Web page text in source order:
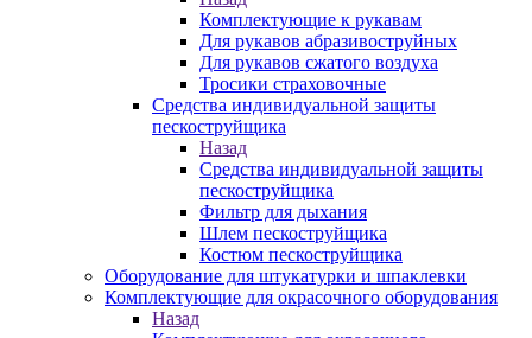
Комплектующие к рукавам
Для рукавов абразивоструйных
Для рукавов сжатого воздуха
Тросики страховочные
Средства индивидуальной защиты
пескоструйщика
Назад
Средства индивидуальной защиты
пескоструйщика
Фильтр для дыхания
Шлем пескоструйщика
Костюм пескоструйщика
Оборудование для штукатурки и шпаклевки
Комплектующие для окрасочного оборудования
Назад